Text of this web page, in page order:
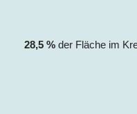
28,5 % der Fläche im